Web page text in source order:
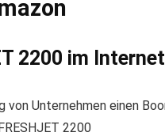
2200 im Internet
Unternehmen einen
2200